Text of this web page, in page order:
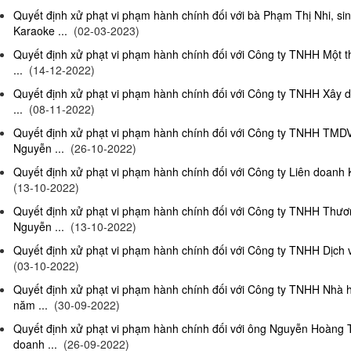
Quyết định xử phạt vi phạm hành chính đối với bà Phạm Thị Nhi,
Karaoke ... (02-03-2023)
Quyết định xử phạt vi phạm hành chính đối với Công ty TNHH Một
... (14-12-2022)
Quyết định xử phạt vi phạm hành chính đối với Công ty TNHH Xây
... (08-11-2022)
Quyết định xử phạt vi phạm hành chính đối với Công ty TNHH
Nguyễn ... (26-10-2022)
Quyết định xử phạt vi phạm hành chính đối với Công ty Liên doanh
(13-10-2022)
Quyết định xử phạt vi phạm hành chính đối với Công ty TNHH
Nguyễn ... (13-10-2022)
Quyết định xử phạt vi phạm hành chính đối với Công ty TNHH
(03-10-2022)
Quyết định xử phạt vi phạm hành chính đối với Công ty TNHH Nhà
năm ... (30-09-2022)
Quyết định xử phạt vi phạm hành chính đối với ông Nguyễn Hoàng
doanh ... (26-09-2022)